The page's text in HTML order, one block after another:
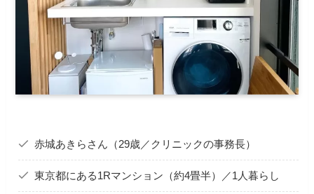
赤城あきらさん（29歳／クリニックの事務長）
東京都にある1Rマンション（約4畳半）／1人暮らし